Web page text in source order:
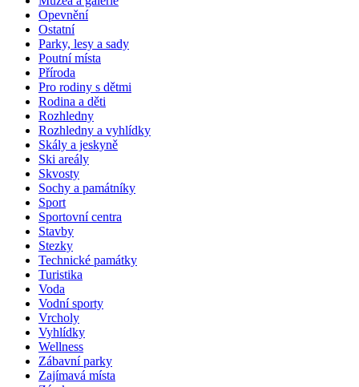
Opevnění
Ostatní
Parky, lesy a sady
Poutní místa
Příroda
Pro rodiny s dětmi
Rodina a děti
Rozhledny
Rozhledny a vyhlídky
Skály a jeskyně
Ski areály
Skvosty
Sochy a památníky
Sport
Sportovní centra
Stavby
Stezky
Technické památky
Turistika
Voda
Vodní sporty
Vrcholy
Vyhlídky
Wellness
Zábavní parky
Zajímavá místa